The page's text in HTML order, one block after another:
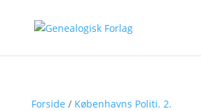
Forside / Københavns Politi. 2.